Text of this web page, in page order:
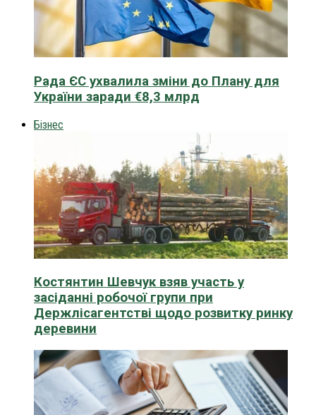
Рада ЄС ухвалила зміни до Плану для
України заради €8,3 млрд
Бізнес
Костянтин Шевчук взяв участь у
засіданні робочої групи при
Держлісагентстві щодо розвитку ринку
деревини